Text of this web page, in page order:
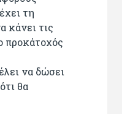
τη
κάνει τις
προκάτοχός
να δώσει
θα